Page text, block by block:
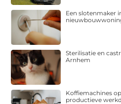
Een slotenmaker
Sterilisatie en
Arnhem
Koffiemachines
productieve